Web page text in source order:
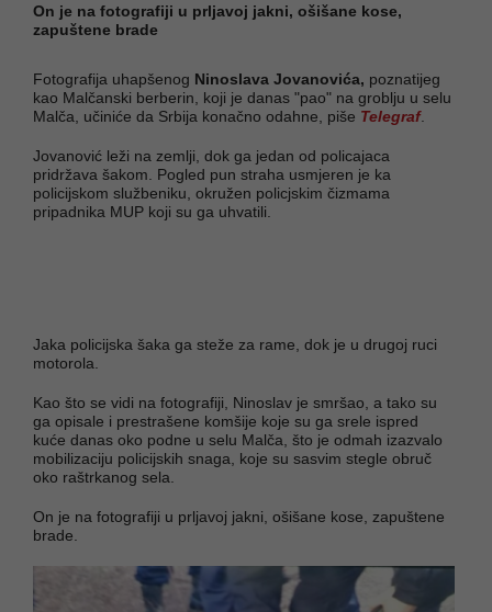
On je na fotografiji u prljavoj jakni, ošišane kose,
zapuštene brade
Fotografija uhapšenog Ninoslava Jovanovića, poznatijeg
kao Malčanski berberin, koji je danas "pao" na groblju u selu
Malča, učiniće da Srbija konačno odahne, piše Telegraf.
Jovanović leži na zemlji, dok ga jedan od policajaca
pridržava šakom. Pogled pun straha usmjeren je ka
policijskom službeniku, okružen policjskim čizmama
pripadnika MUP koji su ga uhvatili.
Jaka policijska šaka ga steže za rame, dok je u drugoj ruci
motorola.
Kao što se vidi na fotografiji, Ninoslav je smršao, a tako su
ga opisale i prestrašene komšije koje su ga srele ispred
kuće danas oko podne u selu Malča, što je odmah izazvalo
mobilizaciju policijskih snaga, koje su sasvim stegle obruč
oko raštrkanog sela.
On je na fotografiji u prljavoj jakni, ošišane kose, zapuštene
brade.